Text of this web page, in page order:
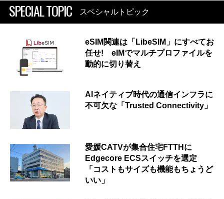
SPECIAL TOPIC スペシャルトピック
eSIM関連は「LibeSIM」にすべてお
任せ! eIMでマルチプロファイルを
動的に切り替え
AIネイティブ時代の通信インフラに
不可欠な「Trusted Connectivity」
愛媛CATVが集合住宅FTTHに
Edgecore ECSスイッチを選定
「コストもサイズも機能もちょうど
いい」